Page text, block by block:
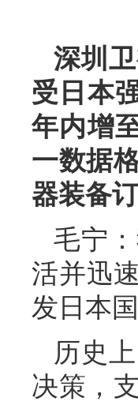
深圳
受日本
年内增
一数据
器装备
毛宁
活并迅
发日本
历史
决策，